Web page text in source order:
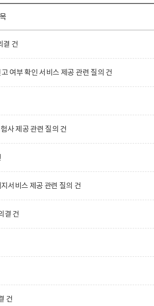
결 건
여부 확인 서비스 제공 관련 질의 건
사 제공 관련 질의 건
서비스 제공 관련 질의 건
결 건
건